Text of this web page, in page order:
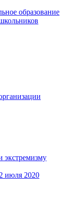
образование
экстремизму
2020